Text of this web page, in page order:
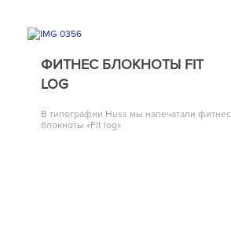
ФИТНЕС БЛОКНОТЫ FIT
LOG
В типографии Huss мы напечатали фитнес
блокноты «Fit log»